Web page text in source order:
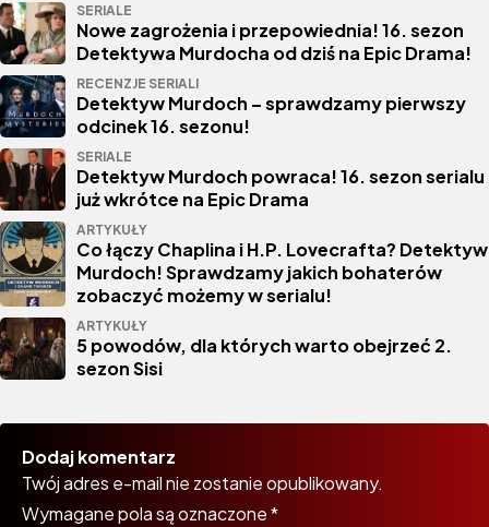
SERIALE
Nowe zagrożenia i przepowiednia! 16. sezon
Detektywa Murdocha od dziś na Epic Drama!
RECENZJE SERIALI
Detektyw Murdoch – sprawdzamy pierwszy
odcinek 16. sezonu!
SERIALE
Detektyw Murdoch powraca! 16. sezon serialu
już wkrótce na Epic Drama
ARTYKUŁY
Co łączy Chaplina i H.P. Lovecrafta? Detektyw
Murdoch! Sprawdzamy jakich bohaterów
zobaczyć możemy w serialu!
ARTYKUŁY
5 powodów, dla których warto obejrzeć 2.
sezon Sisi
Dodaj komentarz
Twój adres e-mail nie zostanie opublikowany.
Wymagane pola są oznaczone*